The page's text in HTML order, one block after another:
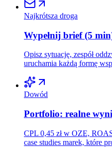
Najkrótsza droga
Wypełnij brief (5
Opisz sytuację, zespół
uruchamia każdą formę
Dowód
Portfolio: realne
CPL 0,45 zł w OZE,
case studies marek, które